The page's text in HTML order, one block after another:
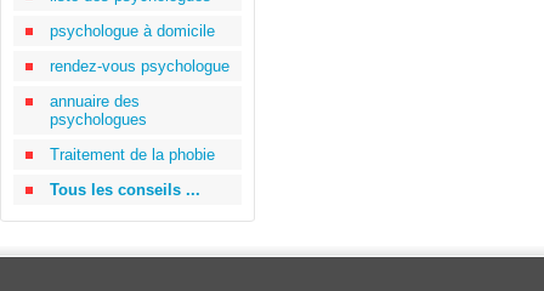
psychologue à domicile
rendez-vous psychologue
annuaire des
psychologues
Traitement de la phobie
Tous les conseils ...